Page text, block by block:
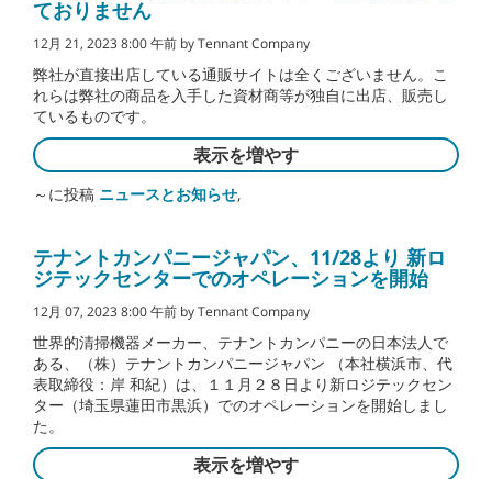
ておりません
12月 21, 2023 8:00 午前 by Tennant Company
弊社が直接出店している通販サイトは全くございません。こ
れらは弊社の商品を入手した資材商等が独自に出店、販売し
ているものです。
表示を増やす
～に投稿 ニュースとお知らせ,
テナントカンパニージャパン、11/28より 新ロ
ジテックセンターでのオペレーションを開始
12月 07, 2023 8:00 午前 by Tennant Company
世界的清掃機器メーカー、テナントカンパニーの日本法人で
ある、（株）テナントカンパニージャパン （本社横浜市、代
表取締役：岸 和紀）は、１１月２８日より新ロジテックセン
ター（埼玉県蓮田市黒浜）でのオペレーションを開始しまし
た。
表示を増やす